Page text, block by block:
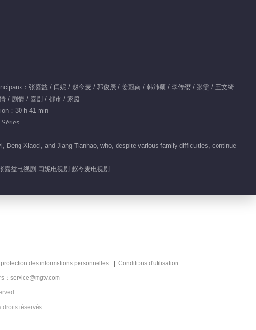
Vietnamienne
766.6M
Acteurs principaux：张嘉益 / 闫妮 / 赵今麦 / 郭俊辰 / 姜冠南 / 韩沛颖 / 李传缨 / 张雯 / 王文绮 / 胡家华 / 张奕聪 / 张樟 / 杨旭 / 刘航宇 / 吴璟沐
/ 剧情 / 喜剧 / 都市 / 家庭
：30 h 41 min
Xiaoqi, and Jiang Tianhao, who, despite various family difficulties, continue
益电视剧 闫妮电视剧 赵今麦电视剧
des informations personnelles Conditions d'utilisation
：service@mgtv.com
droits réservés